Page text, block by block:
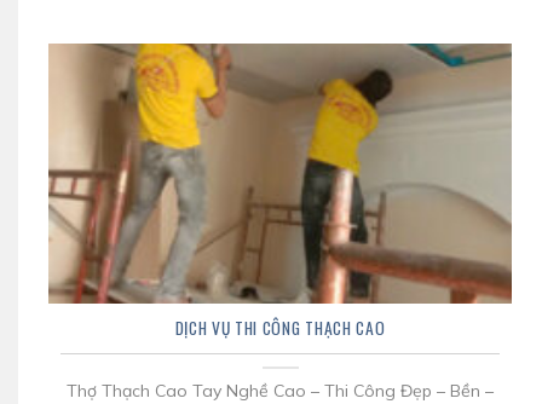
DỊCH VỤ THI CÔNG THẠCH CAO
Thợ Thạch Cao Tay Nghề Cao – Thi Công Đẹp – Bền –